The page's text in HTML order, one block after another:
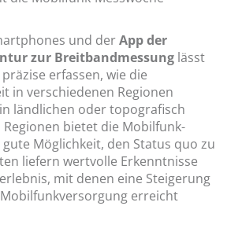
und derApp der
zur Breitbandmessung lässt
erfassen, wie die
in verschiedenen Regionen
ländlichen oder topografisch
bietet die Mobilfunk-
Möglichkeit, den Status quo zu
liefern wertvolle Erkenntnisse
mit denen eine Steigerung
erreicht